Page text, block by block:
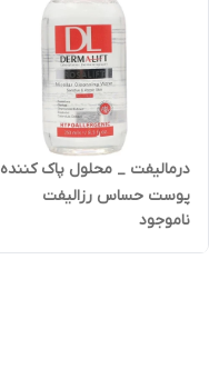
درمالیفت _ محلول پاک کننده
پوست حساس رزالیفت
ناموجود